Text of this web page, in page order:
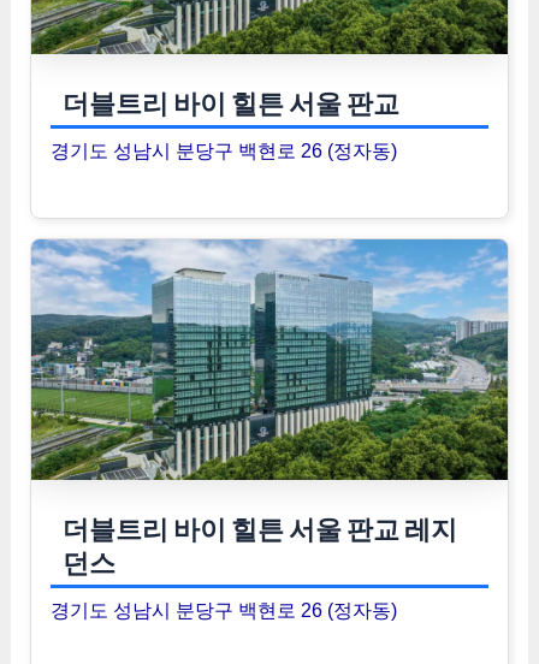
더블트리 바이 힐튼 서울 판교
경기도 성남시 분당구 백현로 26 (정자동)
더블트리 바이 힐튼 서울 판교 레지
던스
경기도 성남시 분당구 백현로 26 (정자동)